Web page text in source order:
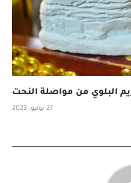
البلوي من مواصلة النحت
27 يوليو، 2023